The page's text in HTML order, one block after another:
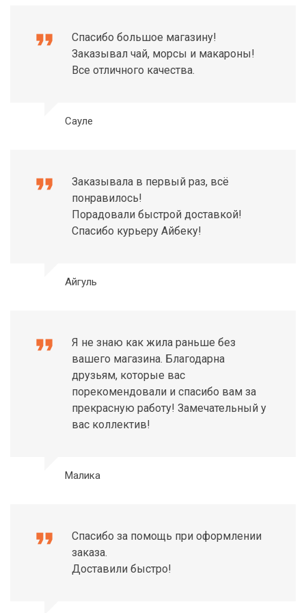
format_quote
Спасибо большое магазину!
Заказывал чай, морсы и макароны!
Все отличного качества.
Сауле
format_quote
Заказывала в первый раз, всё
понравилось!
Порадовали быстрой доставкой!
Спасибо курьеру Айбеку!
Айгуль
format_quote
Я не знаю как жила раньше без
вашего магазина. Благодарна
друзьям, которые вас
порекомендовали и спасибо вам за
прекрасную работу! Замечательный у
вас коллектив!
Малика
format_quote
Спасибо за помощь при оформлении
заказа.
Доставили быстро!